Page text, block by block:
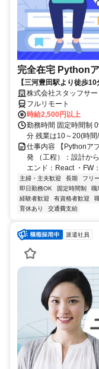
完全在宅 Python
【三河豊田駅より徒歩
件以上◎ 来社不要のカ
株式会社スタッフサ
フルリモート
時給2,500円以上
勤務時間 固定時間制
分 残業は10～20(時間/
仕事内容 【Pythonア
発 （工程）：設計か
エンド：React ・FW
主婦・主夫歓迎 長期 フリ
即日勤務OK
固定時間制 職
経験者歓迎
有資格者歓迎
育休あり
交通費支給
派遣社員